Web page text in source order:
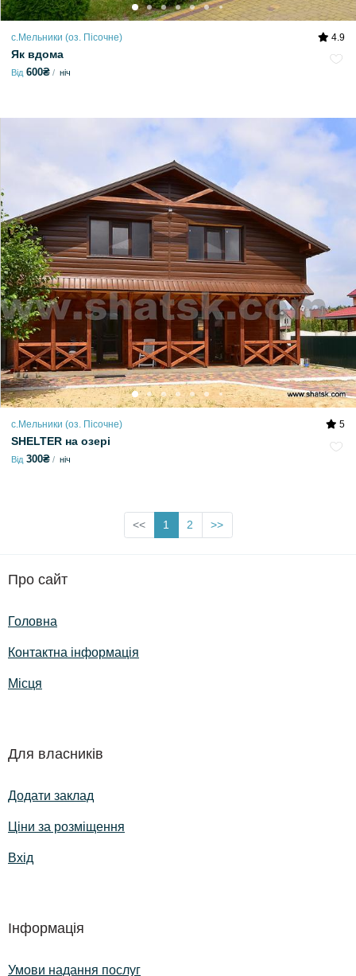
с.Мельники (оз. Пісочне) 4.9
Як вдома
Від 600₴ ніч
с.Мельники (оз. Пісочне) 5
SHELTER на озері
Від 300₴ ніч
<< 1 2 >>
Про сайт
Головна
Контактна інформація
Місця
Для власників
Додати заклад
Ціни за розміщення
Вхід
Інформація
Умови надання послуг